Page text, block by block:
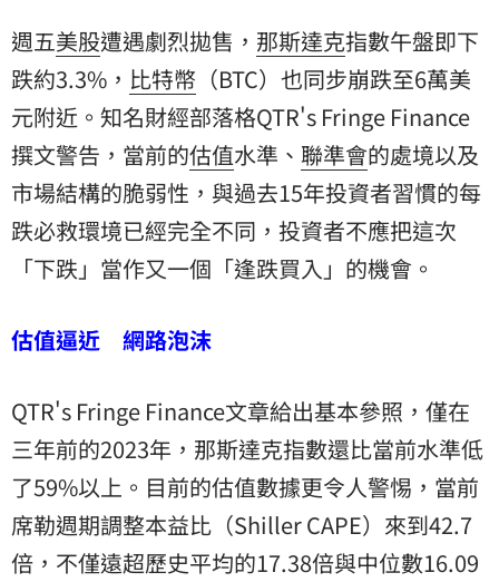
週五美股遭遇劇烈拋售， 那斯達克指數午盤即下
跌約3.3%， 比特幣 （BTC）也同步崩跌至6萬美
元附近。知名財經部落格QTR's Fringe Finance
撰文警告，當前的估值水準、 聯準會的處境以及
市場結構的脆弱性，與過去15年投資者習慣的每
跌必救環境已經完全不同，投資者不應把這次
「下跌」當作又一個「逢跌買入」的機會。
估值逼近 網路泡沫
QTR's Fringe Finance文章給出基本參照，僅在
三年前的2023年，那斯達克指數還比當前水準低
了59%以上。目前的估值數據更令人警惕，當前
席勒週期調整本益比（Shiller CAPE）來到42.7
倍，不僅遠超歷史平均的17.38倍與中位數16.09